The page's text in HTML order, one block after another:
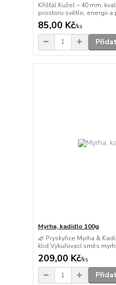
Křišťál Kužel – 40 mm,
prostoru světlo, energii a
85,00 Kč/ks
Myrha, kadidlo 100g
🌿 Pryskyřice Myrha &
klid Vykuřovací směs
209,00 Kč/ks